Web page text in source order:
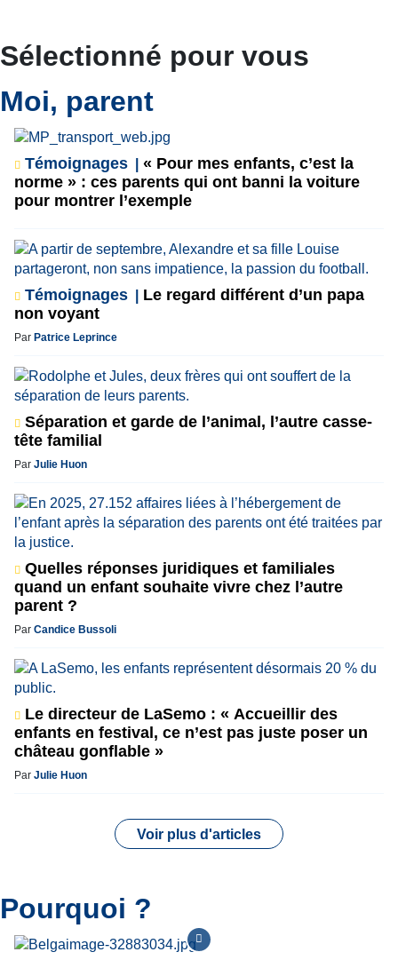
Sélectionné pour vous
Moi, parent
Témoignages
« Pour mes enfants, c’est la
norme » : ces parents qui ont banni la voiture
pour montrer l’exemple
Témoignages
Le regard différent d’un papa
non voyant
Par Patrice Leprince
Séparation et garde de l’animal, l’autre casse-
tête familial
Par Julie Huon
Quelles réponses juridiques et familiales
quand un enfant souhaite vivre chez l’autre
parent ?
Par Candice Bussoli
Le directeur de LaSemo : « Accueillir des
enfants en festival, ce n’est pas juste poser un
château gonflable »
Par Julie Huon
Voir plus d'articles
Pourquoi ?